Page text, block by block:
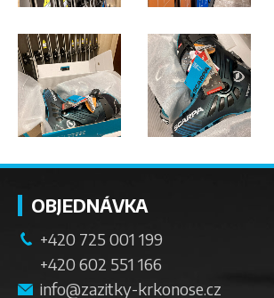
OBJEDNÁVKA
+420 725 001 199
+420 602 551 166
info@zazitky-krkonose.cz